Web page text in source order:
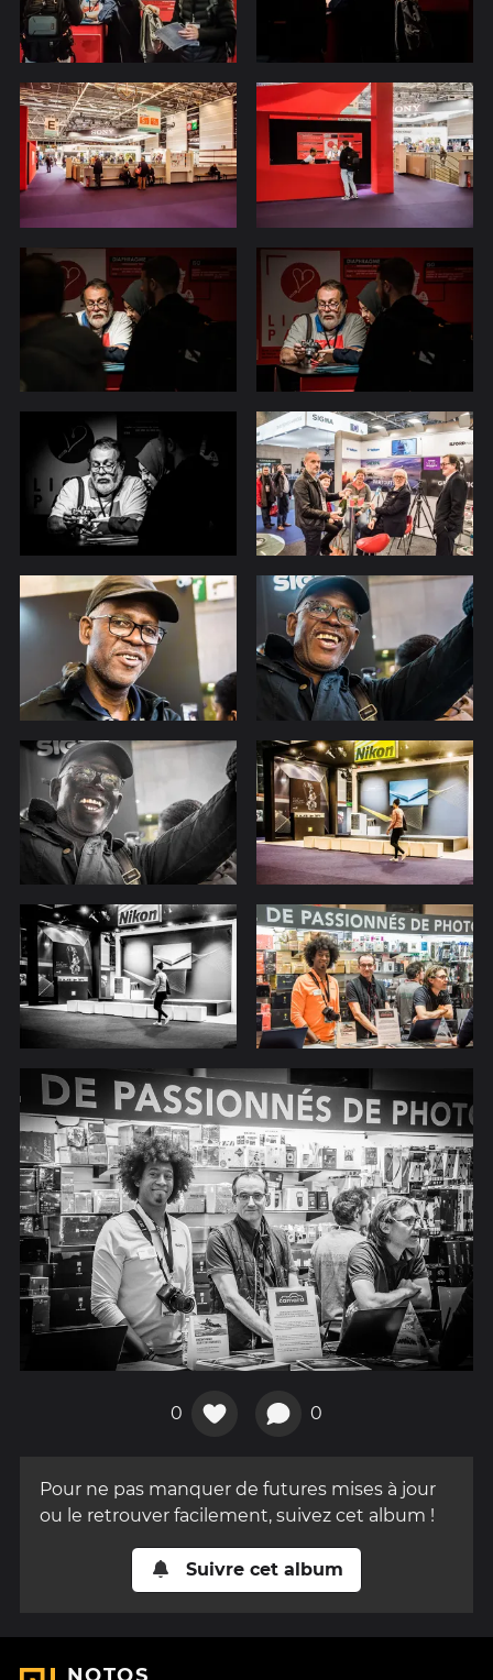
0 0
Pour ne pas manquer de futures mises à jour
ou le retrouver facilement, suivez cet album !
Suivre cet album